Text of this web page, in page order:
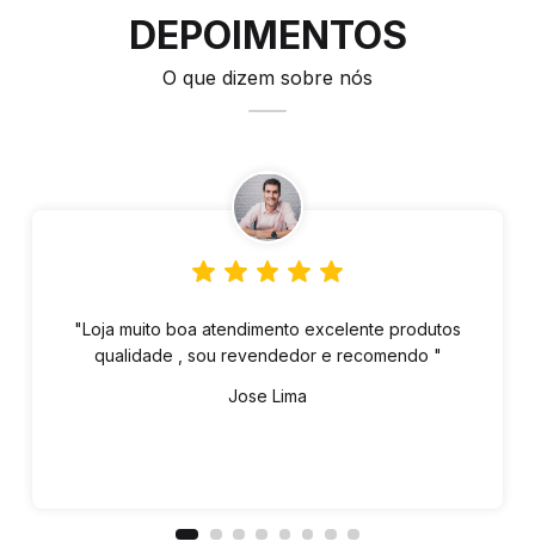
DEPOIMENTOS
O que dizem sobre nós
"Loja muito boa atendimento excelente produtos
qualidade , sou revendedor e recomendo "
Jose Lima